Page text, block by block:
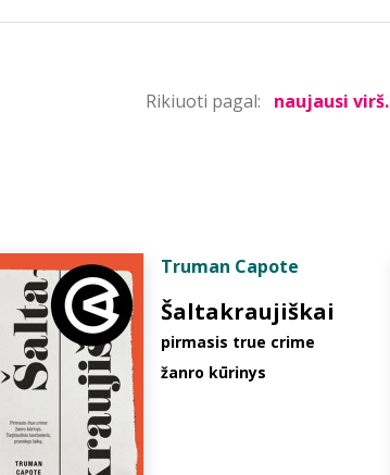
Rikiuoti pagal:
Truman Capote
Šaltakraujiškai
pirmasis true crime
žanro kūrinys